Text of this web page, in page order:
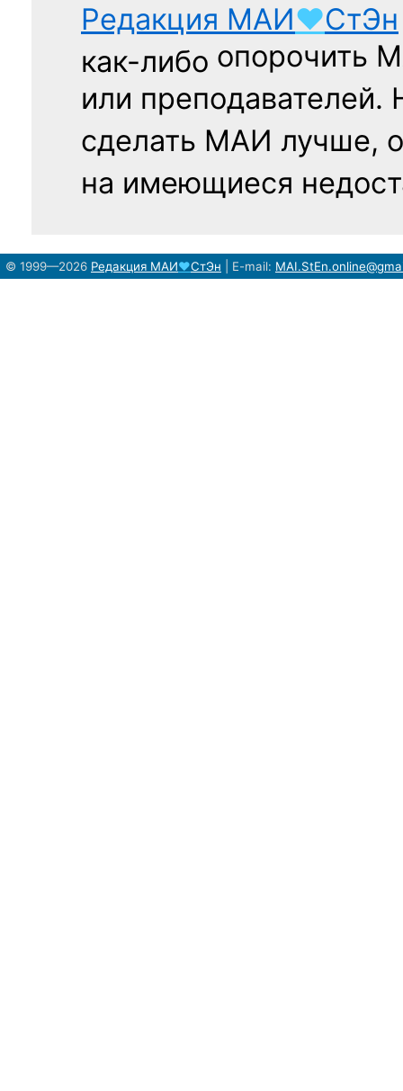
Редакция МАИ♥СтЭн
как-либо опорочить
или
сделать МАИ лучше,
на имеющиеся
© 1999—2026 Редакция МАИ♥СтЭн E-mail: